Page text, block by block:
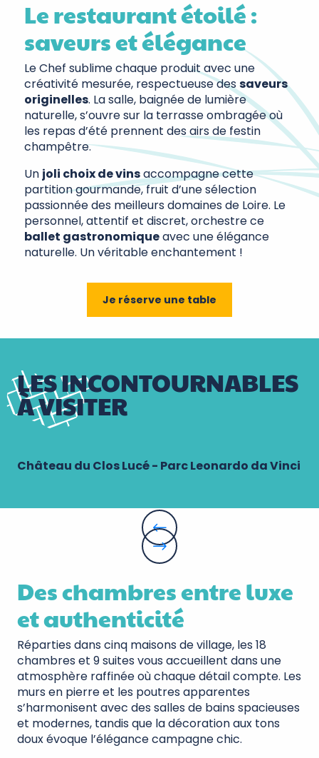
Le restaurant étoilé :
saveurs et élégance
Le Chef sublime chaque produit avec une
créativité mesurée, respectueuse dessaveurs
originelles. La salle, baignée de lumière
naturelle, s’ouvre sur la terrasse ombragée où
les repas d’été prennent des airs de festin
champêtre.
Un joli choix de vinsaccompagne cette
partition gourmande, fruit d’une sélection
passionnée des meilleurs domaines de Loire. Le
personnel, attentif et discret, orchestre ce
ballet gastronomiqueavec une élégance
naturelle. Un véritable enchantement !
Je réserve une table
LES INCONTOURNABLES
À VISITER
Château du Clos Lucé - Parc Leonardo da Vinci
Des chambres entre luxe
et authenticité
Réparties dans cinq maisons de village, les 18
chambres et 9 suites vous accueillent dans une
atmosphère raffinée où chaque détail compte. Les
murs en pierre et les poutres apparentes
s’harmonisent avec des salles de bains spacieuses
et modernes, tandis que la décoration aux tons
doux évoque l’élégance campagne chic.